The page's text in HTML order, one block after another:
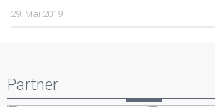
29. Mai 2019
Partner